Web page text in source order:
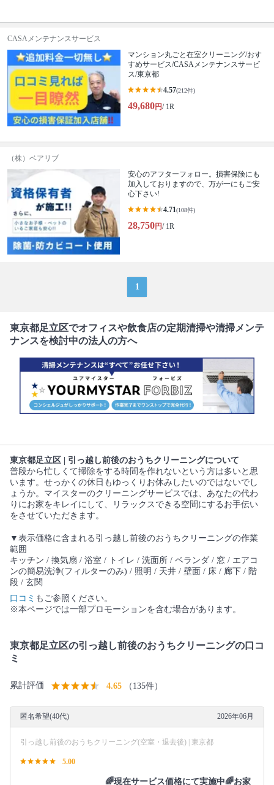
CASAメンテナンスサービス
マンション丸ごと在室クリーニング/おす
すめサービス/CASAメンテナンスサービ
ス/東京都
4.57(212件)
49,680円/ 1R
（株）ベアリブ
安心のアフターフォロー。損害保険にも
加入しておりますので、万が一にもご安
心下さい!
4.71(108件)
28,750円/ 1R
1
東京都足立区でオフィスや飲食店の定期清掃や清掃メンテ
ナンスを検討中の法人の方へ
東京都足立区 | 引っ越し前後のおうちクリーニングについて
普段から忙しくて掃除をする時間を作れないという方は多いと思
います。せっかくの休日もゆっくりお休みしたいのではないでし
ょうか。マイスターのクリーニングサービスでは、あなたの代わ
りにお家をキレイにして、リラックスできる空間にするお手伝い
をさせていただきます。
▼表示価格に含まれる引っ越し前後のおうちクリーニングの作業
範囲
キッチン / 換気扇 / 浴室 / トイレ / 洗面所 / ベランダ / 窓 / エアコ
ンの簡易洗浄(フィルターのみ) / 照明 / 天井 / 壁面 / 床 / 廊下 / 階
段 / 玄関
口コミ もご参照ください。
※本ページでは一部プロモーションを含む場合があります。
東京都足立区の引っ越し前後のおうちクリーニングの口コ
ミ
累計評価 4.65 （135件）
匿名希望(40代) 2026年06月
引っ越し前後のおうちクリーニング(空室・退去後) | 東京都
5.00
🌈現在サービス価格にて実施中🌈お家